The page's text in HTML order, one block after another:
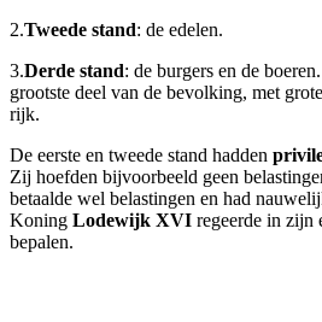
2.Tweede stand: de edelen.
3.Derde stand: de burgers en de
grootste deel van de bevolking, met
rijk.
De eerste en tweede stand hadden
Zij hoefden bijvoorbeeld geen
betaalde wel belastingen en had
Koning Lodewijk XVI regeerde in zijn
bepalen.